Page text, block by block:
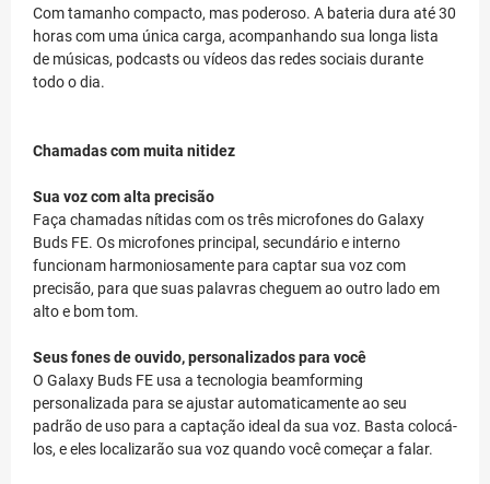
Com tamanho compacto, mas poderoso. A bateria dura até 30
horas com uma única carga, acompanhando sua longa lista
de músicas, podcasts ou vídeos das redes sociais durante
todo o dia.
Chamadas com muita nitidez
Sua voz com alta precisão
Faça chamadas nítidas com os três microfones do Galaxy
Buds FE. Os microfones principal, secundário e interno
funcionam harmoniosamente para captar sua voz com
precisão, para que suas palavras cheguem ao outro lado em
alto e bom tom.
Seus fones de ouvido, personalizados para você
O Galaxy Buds FE usa a tecnologia beamforming
personalizada para se ajustar automaticamente ao seu
padrão de uso para a captação ideal da sua voz. Basta colocá-
los, e eles localizarão sua voz quando você começar a falar.